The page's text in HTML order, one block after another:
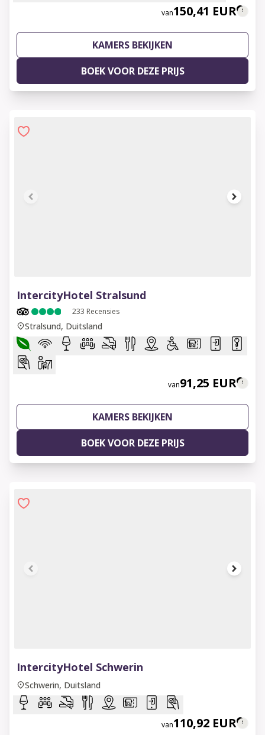
van150,41 EUR
KAMERS BEKIJKEN
BOEK VOOR DEZE PRIJS
IntercityHotel Stralsund
233 Recensies
Stralsund, Duitsland
van91,25 EUR
KAMERS BEKIJKEN
BOEK VOOR DEZE PRIJS
IntercityHotel Schwerin
Schwerin, Duitsland
van110,92 EUR